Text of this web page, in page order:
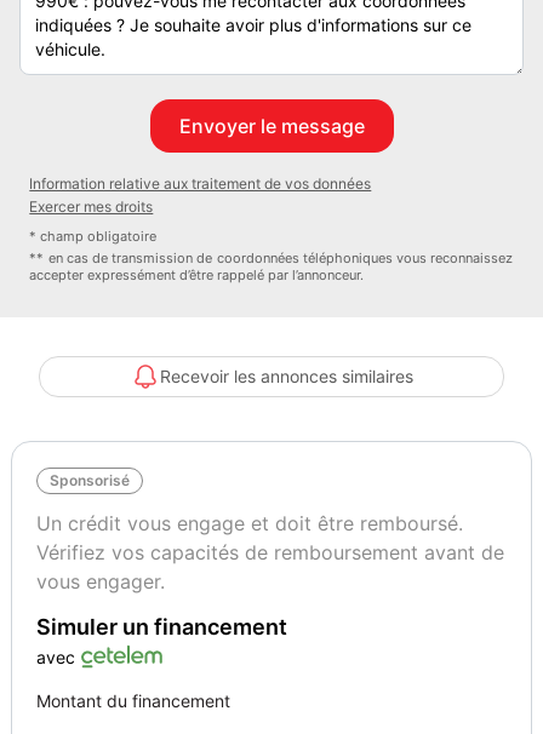
- JANTES ALU
- RADAR DE RECUL
- BARRE DE TOIT
- Attelage remorque
- Essuie glace automatique
- Démarrage sans clés
- Mode eco
- Start & Stop
- Ordinateur de bord
- Vitres électriques
- Fermeture centralisé à distance
- Rétros rabattables
- Airbags
- Antibrouillard
- Demarrage en cote
- ABS / ESP
* Payement 4x sans frais jusqu’à 2300 Euros
Information relative aux traitement de vos données
Exercer mes droits
* champ obligatoire
** en cas de transmission de coordonnées téléphoniques vous reconnaissez
accepter expressément d’être rappelé par l’annonceur.
Recevoir les annonces similaires
Sponsorisé
Un crédit vous engage et doit être remboursé.
Vérifiez vos capacités de remboursement avant de
vous engager.
Simuler un financement
avec
Montant du financement